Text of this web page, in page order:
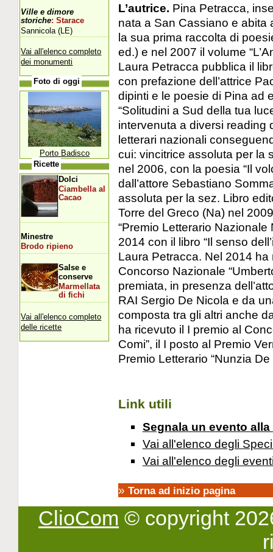
L’autrice. Pina Petracca,
nata a San Cassiano e abita
la sua prima raccolta di
ed.) e nel 2007 il volume
Laura Petracca pubblica il
con prefazione dell’attrice
dipinti e le poesie di Pina ad
“Solitudini a Sud della tua
intervenuta a diversi reading
letterari nazionali
cui: vincitrice assoluta per la
nel 2006, con la poesia “Il
dall’attore Sebastiano
assoluta per la sez. Libro
Torre del Greco (Na) nel
“Premio Letterario
2014 con il libro “Il senso
Laura Petracca. Nel 2014
Concorso Nazionale
premiata, in presenza
RAI Sergio De Nicola e da
composta tra gli altri anche
ha ricevuto il I premio al
Comi”, il I posto al Premio
Premio Letterario “Nunzia
Link utili
Segnala un evento
Vai all'elenco degli
Vai all'elenco degli
» Torna ad inizio pagina
Ville e dimore
storiche: Starace
Sannicola (LE)
Vai all'elenco completo
dei monumenti
Foto di oggi
Porto Badisco
Ricette
Dolci
Ciambella al
Cacao
Minestre
Brodo ripieno
Salse e
conserve
Marmellata
di fichi
Vai all'elenco completo
delle ricette
ClioCom © copyright